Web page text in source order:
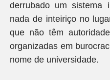
derrubado um sistema
nada de inteiriço no
que não têm
organizadas em
nome de universidade.